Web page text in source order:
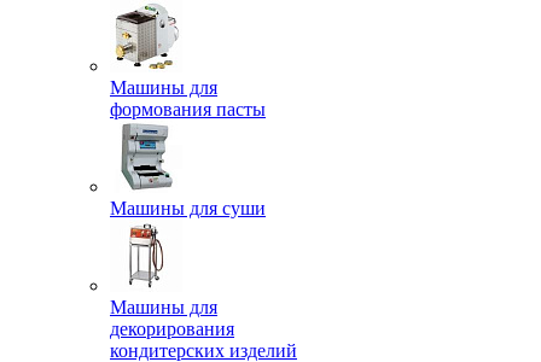
Машины для
формования пасты
Машины для суши
Машины для
декорирования
кондитерских изделий